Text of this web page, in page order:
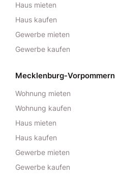
Haus mieten
Haus kaufen
Gewerbe mieten
Gewerbe kaufen
Mecklenburg-Vorpommern
Wohnung mieten
Wohnung kaufen
Haus mieten
Haus kaufen
Gewerbe mieten
Gewerbe kaufen